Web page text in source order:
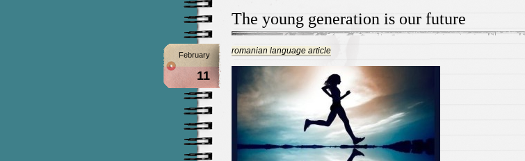
The young generation is our future
February
11
romanian language article